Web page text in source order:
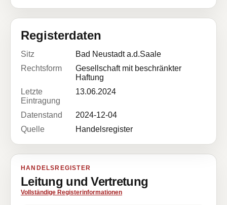
Registerdaten
Sitz
Bad Neustadt a.d.Saale
Rechtsform
Gesellschaft mit beschränkter
Haftung
Letzte
Eintragung
13.06.2024
Datenstand
2024-12-04
Quelle
Handelsregister
HANDELSREGISTER
Leitung und Vertretung
Vollständige Registerinformationen